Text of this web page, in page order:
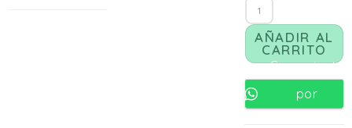
AÑADIR AL
CARRITO
Comunicate
por